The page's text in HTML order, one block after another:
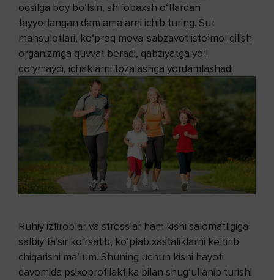
oqsilga boy bo‘lsin, shifobaxsh o‘tlardan
tayyorlangan damlamalarni ichib turing. Sut
mahsulotlari, ko‘proq meva-sabzavot iste’mol qilish
organizmga quvvat beradi, qabziyatga yo‘l
qo‘ymaydi, ichaklarni tozalashga yordamlashadi.
Ruhiy iztiroblar va stresslar ham kishi salomatligiga
salbiy ta’sir ko‘rsatib, ko‘plab xastaliklarni keltirib
chiqarishi ma’lum. Shuning uchun kishi hayoti
davomida psixoprofilaktika bilan shug‘ullanib turishi